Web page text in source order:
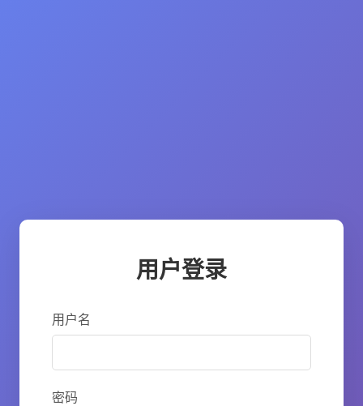
用户登录
用户名
密码